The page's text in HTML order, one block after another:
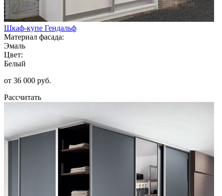
Шкаф-купе Гендальф
Материал фасада:
Эмаль
Цвет:
Белый
от 36 000 руб.
Рассчитать